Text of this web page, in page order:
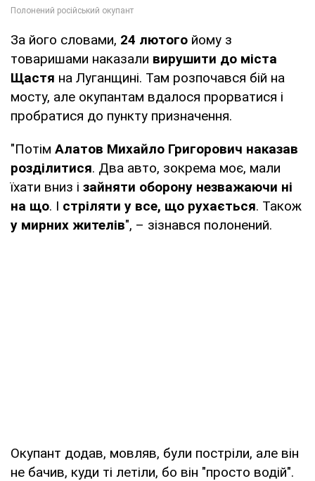
За його словами, 24 лютого йому з
товаришами наказали вирушити до міста
Щастя на Луганщині. Там розпочався бій на
мосту, але окупантам вдалося прорватися і
пробратися до пункту призначення.
"Потім Алатов Михайло Григорович наказав
розділитися. Два авто, зокрема моє, мали
їхати вниз і зайняти оборону незважаючи ні
на що. І стріляти у все, що рухається. Також
у мирних жителів", – зізнався полонений.
Окупант додав, мовляв, були постріли, але він
не бачив, куди ті летіли, бо він "просто водій".